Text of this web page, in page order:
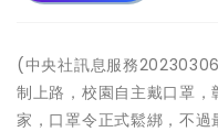
(中央社訊息服務
制上路，校園自主戴口罩
家，口罩令正式鬆綁，不